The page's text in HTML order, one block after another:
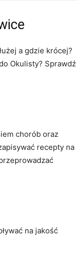
a gdzie krócej?
Okulisty? Sprawdź
chorób oraz
recepty na
na jakość